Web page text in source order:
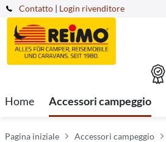
Contatto | Login rivenditore
Home Accessori campeggio
Pagina iniziale Accessori campeggio